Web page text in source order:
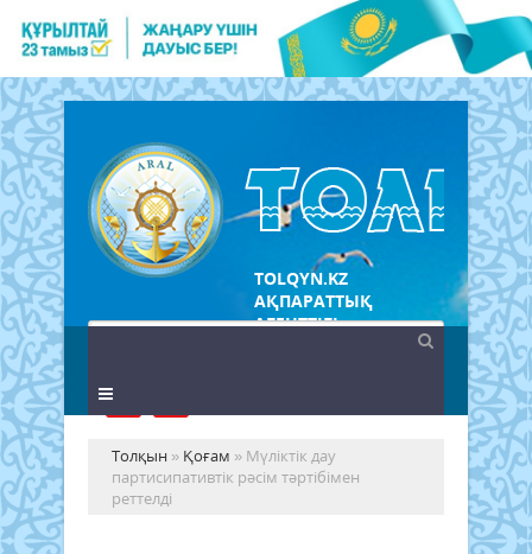
TOLQYN.KZ
АҚПАРАТТЫҚ
АГЕНТТІГІ
Толқын » Қоғам » Мүліктік дау
партисипативтік рәсім тәртібімен
реттелді